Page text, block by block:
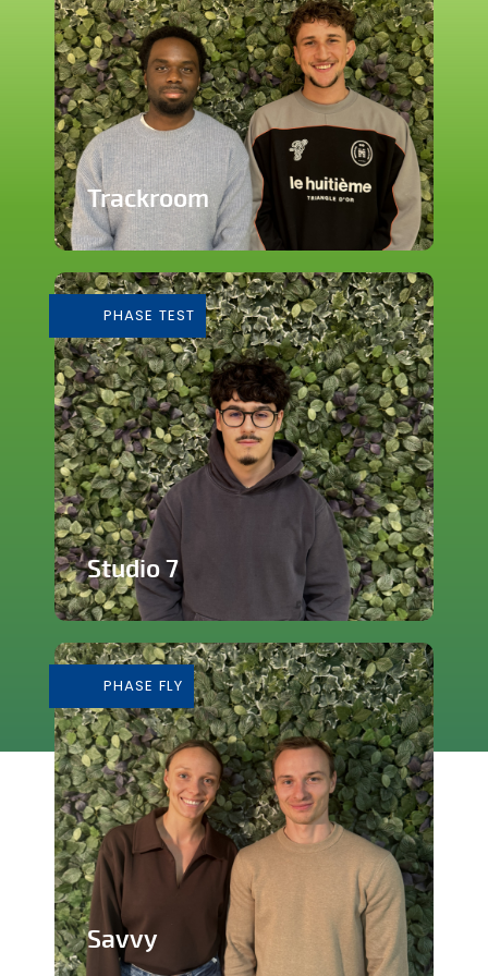
Trackroom
immersive
En savoir plus
PHASE TEST
Studio 7
de musique
En savoir plus
PHASE FLY
Savvy